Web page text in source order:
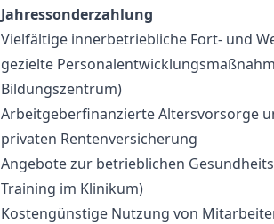
Jahressonderzahlung
Vielfältige innerbetriebliche Fort‑ und
gezielte
Bildungszentrum)
Arbeitgeberfinanzierte Altersvorsorge
privaten Rentenversicherung
Angebote zur betrieblichen
Training im Klinikum)
Kostengünstige Nutzung von